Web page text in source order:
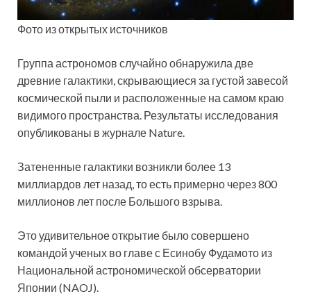
Фото из открытых источников
Группа астрономов случайно обнаружила две
древние галактики, скрывающиеся за густой завесой
космической пыли и расположенные на самом краю
видимого пространства. Результаты исследования
опубликованы в журнале Nature.
Затененные галактики возникли более 13
миллиардов лет назад, то есть примерно через 800
миллионов лет после Большого взрыва.
Это удивительное открытие было совершено
командой ученых во главе с Есинобу Фудамото из
Национальной астрономической обсерватории
Японии (NAOJ).